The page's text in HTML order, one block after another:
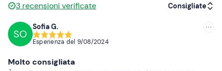
3 recensioni verificate Consigliate
SO
Sofia G.
Esperienza del 9/08/2024
Molto consigliata